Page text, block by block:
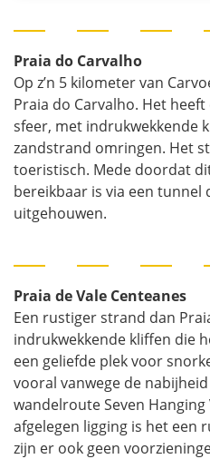
Praia do Carvalho
Op z’n 5 kilometer van
Praia do Carvalho. Het
sfeer, met indrukwekkende
zandstrand omringen. Het
toeristisch. Mede doordat
bereikbaar is via een tunnel
uitgehouwen.
Praia de Vale Centeanes
Een rustiger strand dan
indrukwekkende kliffen die
een geliefde plek voor
vooral vanwege de
wandelroute Seven
afgelegen ligging is het een
zijn er ook geen